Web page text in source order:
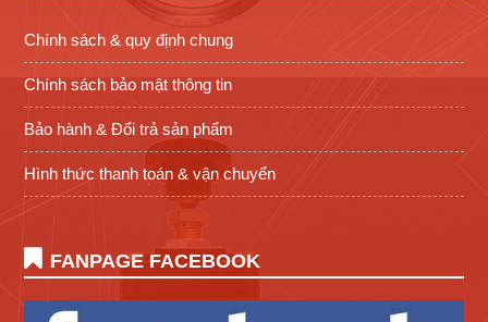
Chính sách & quy định chung
Chính sách bảo mật thông tin
Bảo hành & Đổi trả sản phẩm
Hình thức thanh toán & vận chuyển
FANPAGE FACEBOOK